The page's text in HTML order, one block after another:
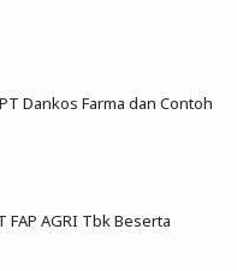
Dankos Farma dan Contoh
FAP AGRI Tbk Beserta